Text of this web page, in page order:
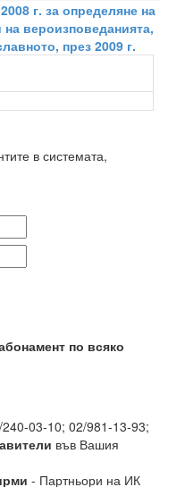
г. за определяне на
вероизповеданията,
през 2009 г.
в системата,
по всяко
03-10; 02/981-13-93;
във Вашия
- Партньори на ИК